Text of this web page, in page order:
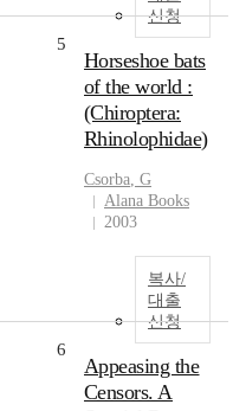
신청
5
Horseshoe bats
of the world :
(Chiroptera:
Rhinolophidae)
Csorba, G
Alana Books
2003
복사/
대출
신청
6
Appeasing the
Censors. A